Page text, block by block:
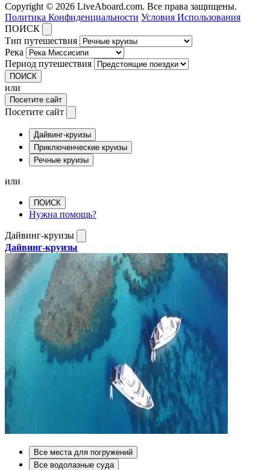
Copyright © 2026 LiveAboard.com. Все права защищены.
Политика Конфиденциальности Условия Использования
ПОИСК
Тип путешествия
Река
Период путешествия
ПОИСК
или
Посетите сайт
Посетите сайт
Дайвинг-круизы
Приключенческие круизы
Речные круизы
или
ПОИСК
Нужна помощь?
Дайвинг-круизы
Дайвинг-круизы
Все места для погружений
Все водолазные суда